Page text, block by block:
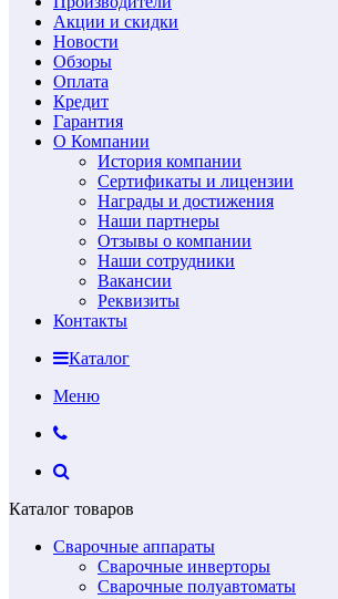
Акции и скидки
Новости
Обзоры
Оплата
Кредит
Гарантия
О Компании
История компании
Сертификаты и лицензии
Награды и достижения
Наши партнеры
Отзывы о компании
Наши сотрудники
Вакансии
Реквизиты
Контакты
Каталог
Меню
Каталог товаров
Сварочные аппараты
Сварочные инверторы
Сварочные полуавтоматы